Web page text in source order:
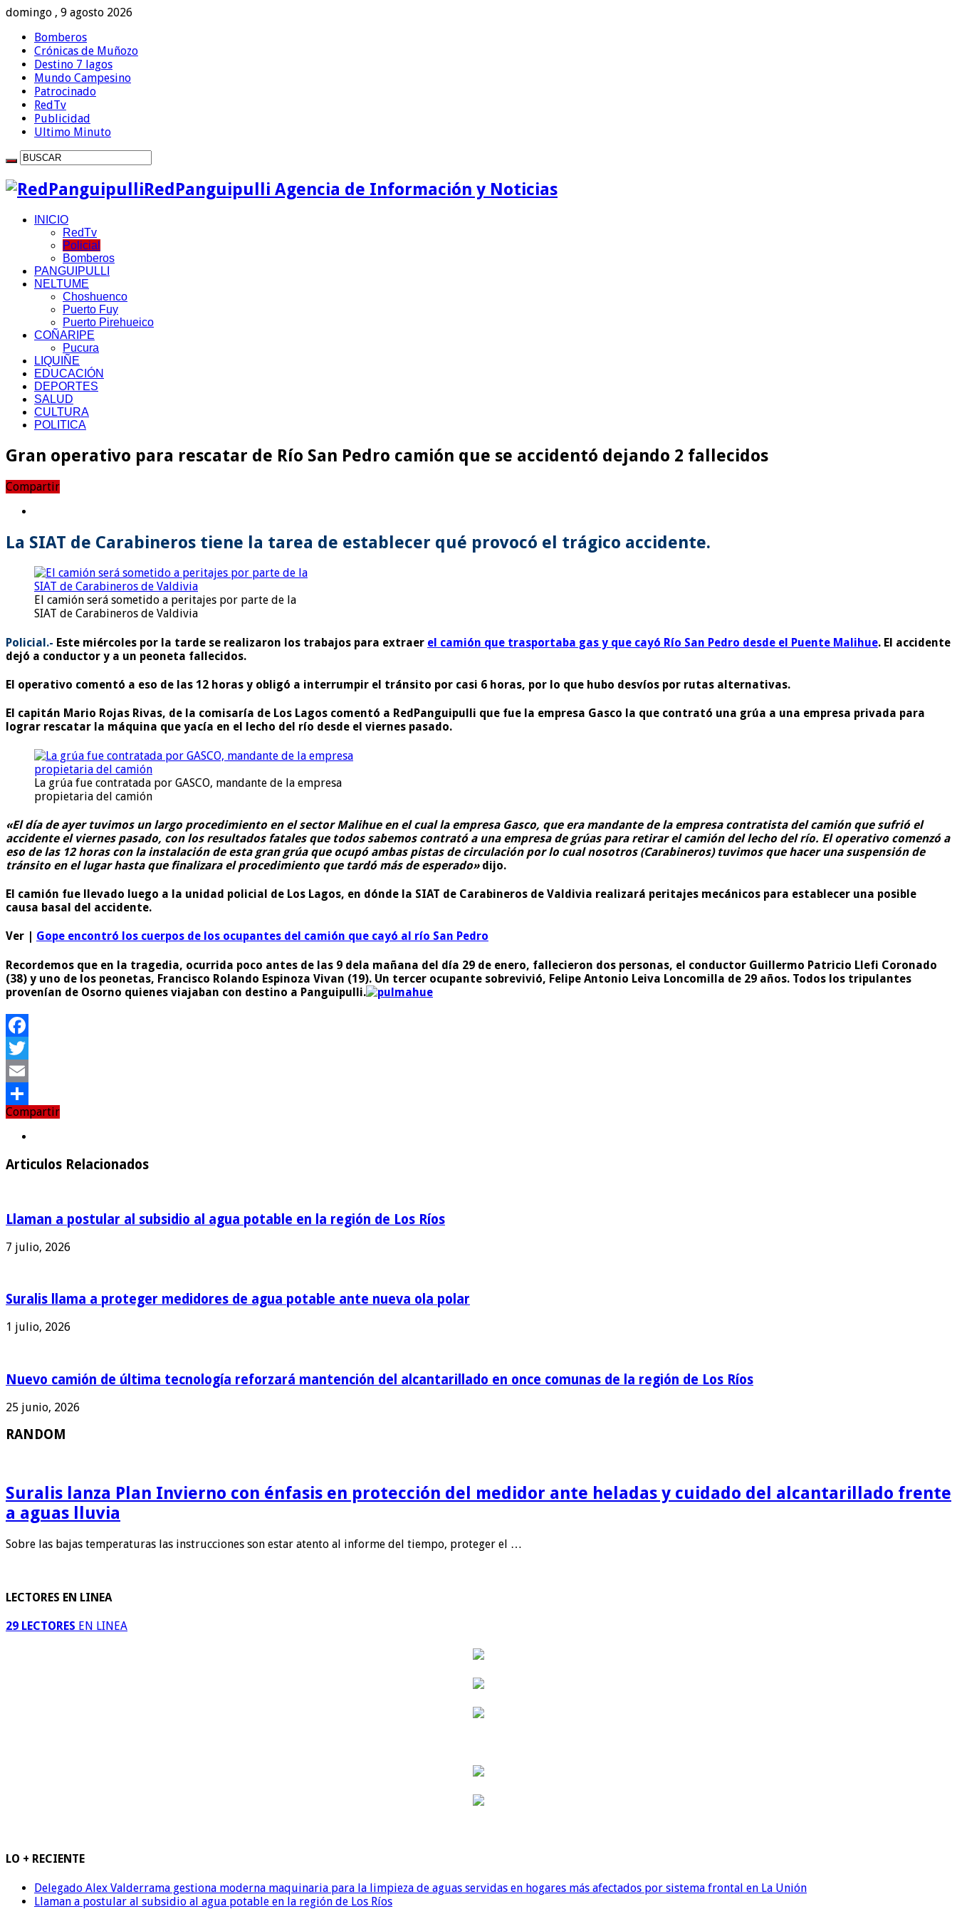
domingo , 9 agosto 2026
Bomberos
Crónicas de Muñozo
Destino 7 lagos
Mundo Campesino
Patrocinado
RedTv
Publicidad
Ultimo Minuto
RedPanguipulli Agencia de Información y Noticias
INICIO
RedTv
Policial
Bomberos
PANGUIPULLI
NELTUME
Choshuenco
Puerto Fuy
Puerto Pirehueico
COÑARIPE
Pucura
LIQUIÑE
EDUCACIÓN
DEPORTES
SALUD
CULTURA
POLITICA
Gran operativo para rescatar de Río San Pedro camión que se accidentó dejando 2 fallecidos
Compartir
La SIAT de Carabineros tiene la tarea de establecer qué provocó el trágico accidente.
El camión será sometido a peritajes por parte de la
SIAT de Carabineros de Valdivia
Policial.- Este miércoles por la tarde se realizaron los trabajos para extraer el camión que trasportaba gas y que cayó Río San Pedro desde el Puente Malihue. El accidente
dejó a conductor y a un peoneta fallecidos.
El operativo comentó a eso de las 12 horas y obligó a interrumpir el tránsito por casi 6 horas, por lo que hubo desvíos por rutas alternativas.
El capitán Mario Rojas Rivas, de la comisaría de Los Lagos comentó a RedPanguipulli que fue la empresa Gasco la que contrató una grúa a una empresa privada para
lograr rescatar la máquina que yacía en el lecho del río desde el viernes pasado.
La grúa fue contratada por GASCO, mandante de la empresa
propietaria del camión
«El día de ayer tuvimos un largo procedimiento en el sector Malihue en el cual la empresa Gasco, que era mandante de la empresa contratista del camión que sufrió el
accidente el viernes pasado, con los resultados fatales que todos sabemos contrató a una empresa de grúas para retirar el camión del lecho del río. El operativo comenzó a
eso de las 12 horas con la instalación de esta gran grúa que ocupó ambas pistas de circulación por lo cual nosotros (Carabineros) tuvimos que hacer una suspensión de
tránsito en el lugar hasta que finalizara el procedimiento que tardó más de esperado»dijo.
El camión fue llevado luego a la unidad policial de Los Lagos, en dónde la SIAT de Carabineros de Valdivia realizará peritajes mecánicos para establecer una posible
causa basal del accidente.
Ver | Gope encontró los cuerpos de los ocupantes del camión que cayó al río San Pedro
Recordemos que en la tragedia, ocurrida poco antes de las 9 dela mañana del día 29 de enero, fallecieron dos personas, el conductor Guillermo Patricio Llefi Coronado
(38) y uno de los peonetas, Francisco Rolando Espinoza Vivan (19). Un tercer ocupante sobrevivió, Felipe Antonio Leiva Loncomilla de 29 años. Todos los tripulantes
provenían de Osorno quienes viajaban con destino a Panguipulli.
Facebook
Twitter
Email
Compartir
Compartir
Articulos Relacionados
Llaman a postular al subsidio al agua potable en la región de Los Ríos
7 julio, 2026
Suralis llama a proteger medidores de agua potable ante nueva ola polar
1 julio, 2026
Nuevo camión de última tecnología reforzará mantención del alcantarillado en once comunas de la región de Los Ríos
25 junio, 2026
RANDOM
Suralis lanza Plan Invierno con énfasis en protección del medidor ante heladas y cuidado del alcantarillado frente
a aguas lluvia
Sobre las bajas temperaturas las instrucciones son estar atento al informe del tiempo, proteger el …
LECTORES EN LINEA
29 LECTORES EN LINEA
LO + RECIENTE
Delegado Alex Valderrama gestiona moderna maquinaria para la limpieza de aguas servidas en hogares más afectados por sistema frontal en La Unión
Llaman a postular al subsidio al agua potable en la región de Los Ríos